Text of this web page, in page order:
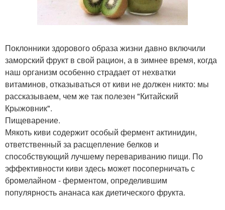
Поклонники здорового образа жизни давно включили
заморский фрукт в свой рацион, а в зимнее время, когда
наш организм особенно страдает от нехватки
витаминов, отказываться от киви не должен никто: мы
рассказываем, чем же так полезен "Китайский
Крыжовник".
Пищеварение.
Мякоть киви содержит особый фермент актинидин,
ответственный за расщепление белков и
способствующий лучшему перевариванию пищи. По
эффективности киви здесь может посоперничать с
бромелайном - ферментом, определившим
популярность ананаса как диетического фрукта.